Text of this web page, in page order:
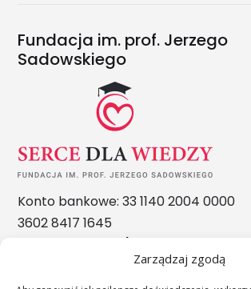
Zarządzaj zgodą
Fundacja im. prof. Jerzego
Sadowskiego
Konto bankowe: 33 1140 2004 0000
3602 8417 1645
Nasze nagrody